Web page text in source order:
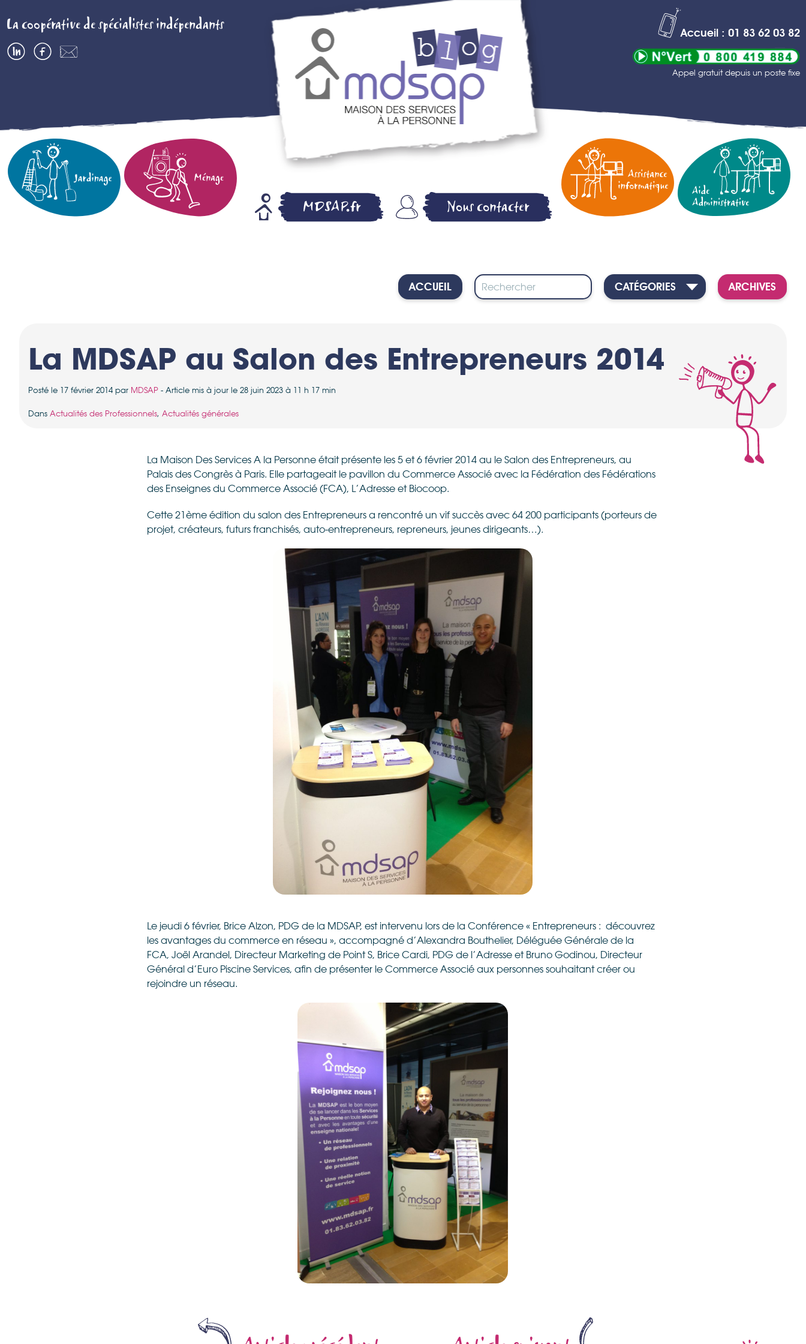
MDSAP BLOG –
MAISON DES
PERSONNE
La coopérative de spécialistes indépendants Accueil : 01 83 62 03 82
Appel gratuit depuis un poste fixe
MDSAP.fr Nous contacter
ACCUEIL CATÉGORIES ARCHIVES
La MDSAP au Salon des Entrepreneurs 2014
Posté le 17 février 2014 par MDSAP - Article mis à jour le 28 juin 2023 à 11 h 17 min
Dans Actualités des Professionnels, Actualités générales
La Maison Des Services A la Personne était présente les 5 et 6 février 2014 au le Salon des Entrepreneurs, au
Palais des Congrès à Paris. Elle partageait le pavillon du Commerce Associé avec la Fédération des Fédérations
des Enseignes du Commerce Associé (FCA), L’Adresse et Biocoop.
Cette 21ème édition du salon des Entrepreneurs a rencontré un vif succès avec 64 200 participants (porteurs de
projet, créateurs, futurs franchisés, auto-entrepreneurs, repreneurs, jeunes dirigeants…).
Le jeudi 6 février, Brice Alzon, PDG de la MDSAP, est intervenu lors de la Conférence « Entrepreneurs : découvrez
les avantages du commerce en réseau », accompagné d’Alexandra Bouthelier, Déléguée Générale de la
FCA, Joël Arandel, Directeur Marketing de Point S, Brice Cardi, PDG de l’Adresse et Bruno Godinou, Directeur
Général d’Euro Piscine Services, afin de présenter le Commerce Associé aux personnes souhaitant créer ou
rejoindre un réseau.